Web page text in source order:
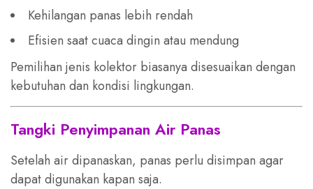
Kehilangan panas lebih rendah
Efisien saat cuaca dingin atau mendung
Pemilihan jenis kolektor biasanya disesuaikan dengan
kebutuhan dan kondisi lingkungan.
Tangki Penyimpanan Air Panas
Setelah air dipanaskan, panas perlu disimpan agar
dapat digunakan kapan saja.